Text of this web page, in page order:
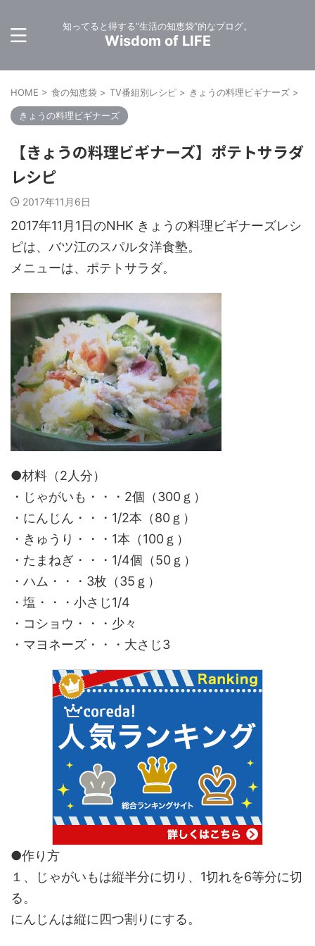
知ってると得する”生活の知恵袋”的なブログ。
Wisdom of LIFE
HOME > 食の知恵袋 > TV番組別レシピ > きょうの料理ビギナーズ >
きょうの料理ビギナーズ
【きょうの料理ビギナーズ】ポテトサラダ
レシピ
2017年11月6日
2017年11月1日のNHK きょうの料理ビギナーズレシ
ピは、バツ江のスパルタ洋食塾。
メニューは、ポテトサラダ。
●材料（2人分）
・じゃがいも・・・2個（300ｇ）
・にんじん・・・1/2本（80ｇ）
・きゅうり・・・1本（100ｇ）
・たまねぎ・・・1/4個（50ｇ）
・ハム・・・3枚（35ｇ）
・塩・・・小さじ1/4
・コショウ・・・少々
・マヨネーズ・・・大さじ3
●作り方
１、じゃがいもは縦半分に切り、1切れを6等分に切
る。
にんじんは縦に四つ割りにする。